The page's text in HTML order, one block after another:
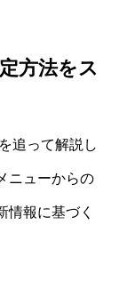
方法をス
追って解説し
ニューからの
情報に基づく